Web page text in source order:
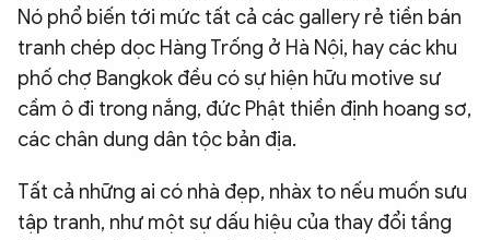
Nó phổ biến tới mức tất cả các gallery rẻ tiền bán
tranh chép dọc Hàng Trống ở Hà Nội, hay các khu
phố chợ Bangkok đều có sự hiện hữu motive sư
cầm ô đi trong nắng, đức Phật thiền định hoang sơ,
các chân dung dân tộc bản địa.
Tất cả những ai có nhà đẹp, nhàx to nếu muốn sưu
tập tranh, như một sự dấu hiệu của thay đổi tầng